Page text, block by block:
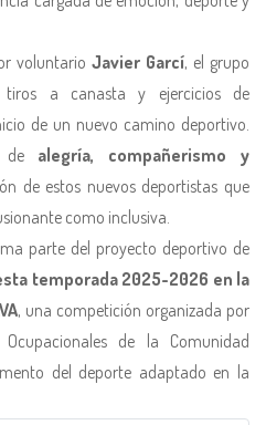
voluntario Javier Garcí, el grupo
tiros a canasta y ejercicios de
de un nuevo camino deportivo.
de alegría, compañerismo y
de estos nuevos deportistas que
como inclusiva.
parte del proyecto deportivo de
temporada 2025-2026 en la
, una competición organizada por
de la Comunidad
del deporte adaptado en la